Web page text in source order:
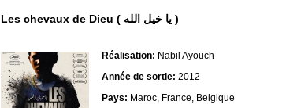
Les chevaux de Dieu ( يا خيل الله )
Réalisation: Nabil Ayouch
Année de sortie: 2012
Pays: Maroc, France, Belgique